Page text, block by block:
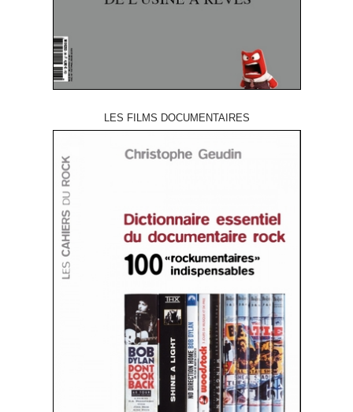
LES FILMS DOCUMENTAIRES